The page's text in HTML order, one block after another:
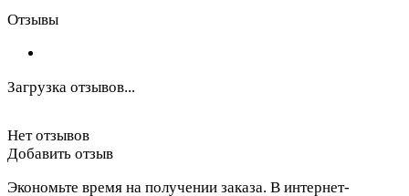
Отзывы
Загрузка отзывов...
Нет отзывов
Добавить отзыв
Экономьте время на получении заказа. В интернет-